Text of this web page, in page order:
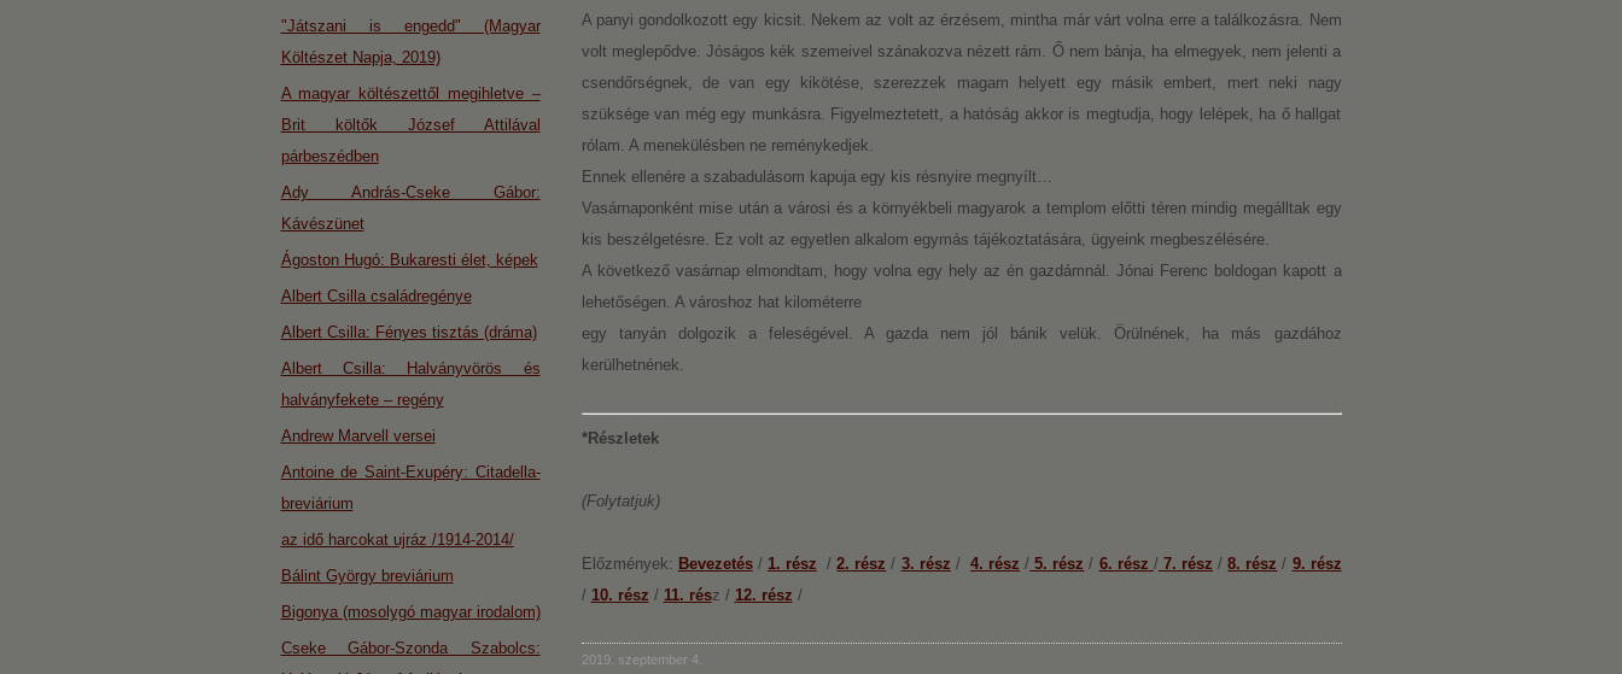
A panyi gondolkozott egy kicsit. Nekem az volt az érzésem, mintha már várt volna erre a találkozásra. Nem
volt meglepődve. Jóságos kék szemeivel szánakozva nézett rám. Ő nem bánja, ha elmegyek, nem jelenti a
csendőrségnek, de van egy kikötése, szerezzek magam helyett egy másik embert, mert neki nagy
szüksége van még egy munkásra. Figyelmeztetett, a hatóság akkor is megtudja, hogy lelépek, ha ő hallgat
rólam. A menekülésben ne reménykedjek.
Ennek ellenére a szabadulásom kapuja egy kis résnyire megnyílt…
Vasárnaponként mise után a városi és a környékbeli magyarok a templom előtti téren mindig megálltak egy
kis beszélgetésre. Ez volt az egyetlen alkalom egymás tájékoztatására, ügyeink megbeszélésére.
A következő vasárnap elmondtam, hogy volna egy hely az én gazdámnál. Jónai Ferenc boldogan kapott a
lehetőségen. A városhoz hat kilométerre
egy tanyán dolgozik a feleségével. A gazda nem jól bánik velük. Örülnének, ha más gazdához
kerülhetnének.
*Részletek
(Folytatjuk)
Előzmények: Bevezetés/ 1. rész /2. rész / 3. rész / 4. rész / 5. rész / 6. rész /7. rész /8. rész / 9. rész
/ 10. rész / 11. rész / 12. rész /
2019. szeptember 4.
"Játszani is engedd" (Magyar
Költészet Napja, 2019)
A magyar költészettől megihletve –
Brit költők József Attilával
párbeszédben
Ady András-Cseke Gábor:
Kávészünet
Ágoston Hugó: Bukaresti élet, képek
Albert Csilla családregénye
Albert Csilla: Fényes tisztás (dráma)
Albert Csilla: Halványvörös és
halványfekete – regény
Andrew Marvell versei
Antoine de Saint-Exupéry: Citadella-
breviárium
az idő harcokat ujráz /1914-2014/
Bálint György breviárium
Bigonya (mosolygó magyar irodalom)
Cseke Gábor-Szonda Szabolcs: